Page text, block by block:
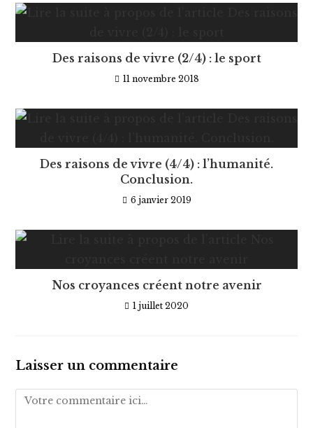
Des raisons de vivre (2/4) : le sport
11 novembre 2018
Des raisons de vivre (4/4) : l’humanité.
Conclusion.
6 janvier 2019
Nos croyances créent notre avenir
1 juillet 2020
Laisser un commentaire
Comment